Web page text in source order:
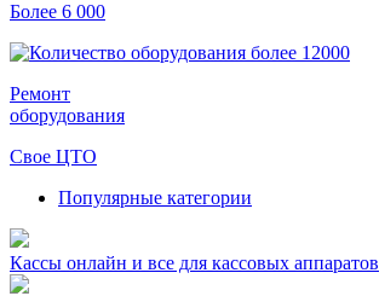
Более 6 000
Ремонт
оборудования
Свое ЦТО
Популярные категории
Кассы онлайн и все для кассовых аппаратов